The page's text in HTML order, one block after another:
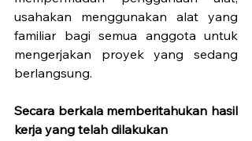
usahakan menggunakan alat yang
familiar bagi semua anggota untuk
mengerjakan proyek yang sedang
berlangsung.
Secara berkala memberitahukan hasil
kerja yang telah dilakukan